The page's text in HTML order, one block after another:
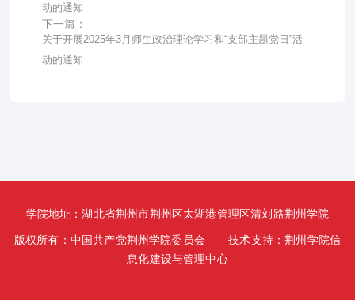
动的通知
下一篇：
关于开展2025年3月师生政治理论学习和“支部主题党日”活
动的通知
学院地址：湖北省荆州市荆州区太湖港管理区清刘路荆州学院
版权所有：中国共产党荆州学院委员会 技术支持：荆州学院信
息化建设与管理中心